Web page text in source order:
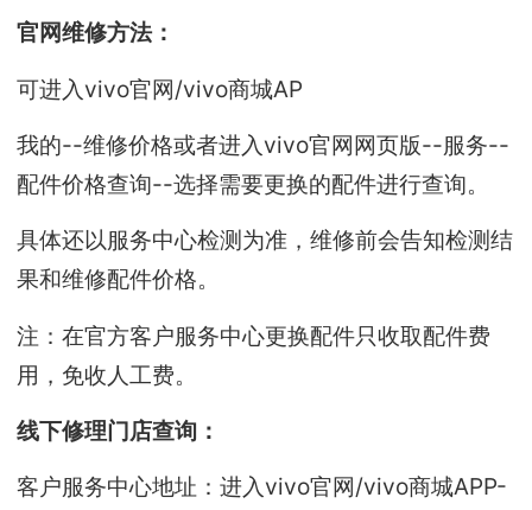
官网维修方法：
可进入vivo官网/vivo商城AP
我的--维修价格或者进入vivo官网网页版--服务--
配件价格查询--选择需要更换的配件进行查询。
具体还以服务中心检测为准，维修前会告知检测结
果和维修配件价格。
注：在官方客户服务中心更换配件只收取配件费
用，免收人工费。
线下修理门店查询：
客户服务中心地址：进入vivo官网/vivo商城APP-